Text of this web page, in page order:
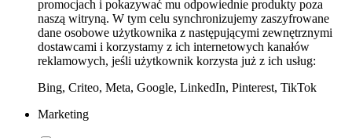
promocjach i pokazywać mu odpowiednie produkty poza
naszą witryną. W tym celu synchronizujemy zaszyfrowane
dane osobowe użytkownika z następującymi zewnętrznymi
dostawcami i korzystamy z ich internetowych kanałów
reklamowych, jeśli użytkownik korzysta już z ich usług:
Bing, Criteo, Meta, Google, LinkedIn, Pinterest, TikTok
Marketing